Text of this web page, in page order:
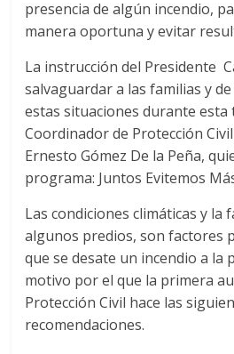
presencia de algún incendio,
manera oportuna y evitar
La instrucción del Presidente
salvaguardar a las familias y
estas situaciones durante esta
Coordinador de Protección
Ernesto Gómez De la Peña,
programa: Juntos Evitemos
Las condiciones climáticas y la
algunos predios, son factores
que se desate un incendio a la
motivo por el que la primera
Protección Civil hace las
recomendaciones.